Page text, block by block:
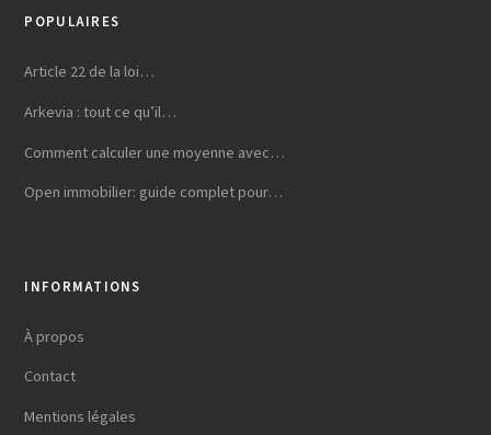
POPULAIRES
Article 22 de la loi…
Arkevia : tout ce qu’il…
Comment calculer une moyenne avec…
Open immobilier: guide complet pour…
INFORMATIONS
À propos
Contact
Mentions légales